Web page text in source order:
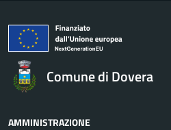
Comune di Dovera
AMMINISTRAZIONE